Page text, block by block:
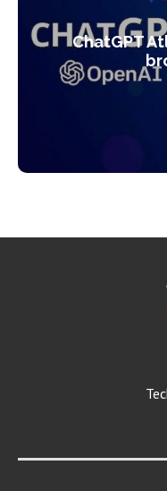
ChatGPT